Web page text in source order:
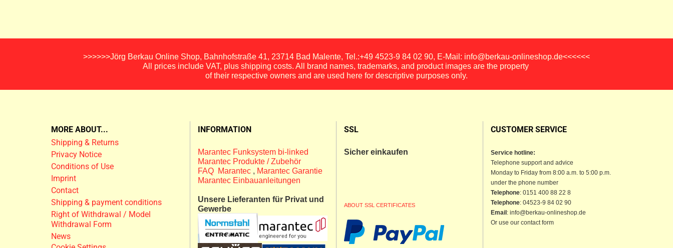
>>>>>>Jörg Berkau Online Shop, Bahnhofstraße 41, 23714 Bad Malente, Tel.:+49 4523-9 84 02 90, E-Mail: info@berkau-onlineshop.de<<<<<<
All prices include VAT, plus shipping costs. All brand names, trademarks, and product images are the property
of their respective owners and are used here for descriptive purposes only.
MORE ABOUT...
Shipping & Returns
Privacy Notice
Conditions of Use
Imprint
Contact
Shipping & payment conditions
Right of Withdrawal / Model
Withdrawal Form
News
INFORMATION
Marantec Funksystem bi-linked
Marantec Produkte / Zubehör
FAQ Marantec , Marantec Garantie
Marantec Einbauanleitungen
Unsere Lieferanten für Privat und
Gewerbe
SSL
Sicher einkaufen
ABOUT SSL CERTIFICATES
CUSTOMER SERVICE
Service hotline:
Telephone support and advice
Monday to Friday from 8:00 a.m. to 5:00 p.m.
under the phone number
Telephone: 0151 400 88 22 8
Telephone: 04523-9 84 02 90
Email : info@berkau-onlineshop.de
Or use our contact form